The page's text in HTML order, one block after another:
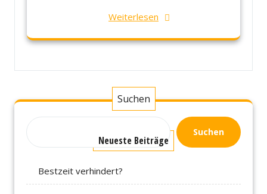
Weiterlesen
Suchen
Suchen
Neueste Beiträge
Bestzeit verhindert?